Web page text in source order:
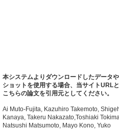
本システムよりダウンロードしたデータ
ショットを使用する場合、当サイトURLと
こちらの論文を引用元としてください。
Ai Muto-Fujita, Kazuhiro Takemoto,
Kanaya, Takeru Nakazato,Toshiaki
Natsushi Matsumoto, Mayo Kono, Yuko